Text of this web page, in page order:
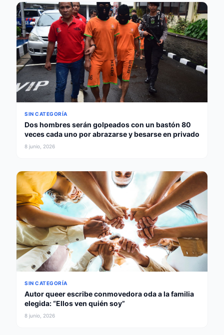
SIN CATEGORÍA
Dos hombres serán golpeados con un bastón 80
veces cada uno por abrazarse y besarse en privado
8 junio, 2026
SIN CATEGORÍA
Autor queer escribe conmovedora oda a la familia
elegida: “Ellos ven quién soy”
8 junio, 2026